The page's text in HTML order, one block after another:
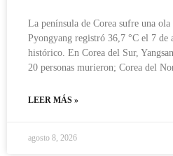
La península de Corea sufre una ola
Pyongyang registró 36,7 °C el 7 de
histórico. En Corea del Sur,
20 personas murieron; Corea del
LEER MÁS »
agosto 8, 2026